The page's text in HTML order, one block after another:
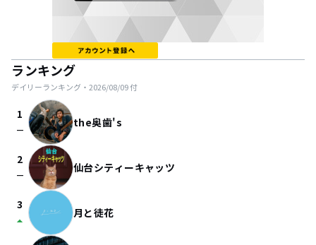
ランキング
デイリーランキング・ 2026/08/09付
1
check_indeterminate_small the奥歯's
2
check_indeterminate_small 仙台シティーキャッツ
3
arrow_drop_up 月と徒花